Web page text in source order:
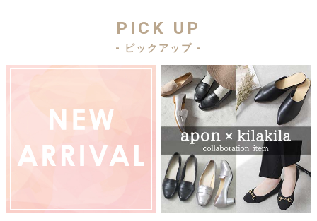
PICK UP
- ピックアップ -